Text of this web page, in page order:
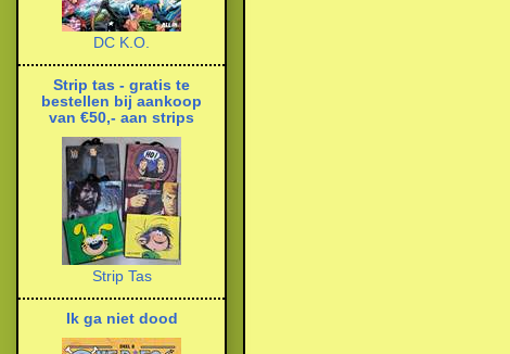
DC K.O.
Strip tas - gratis te
bestellen bij aankoop
van €50,- aan strips
Strip Tas
Ik ga niet dood